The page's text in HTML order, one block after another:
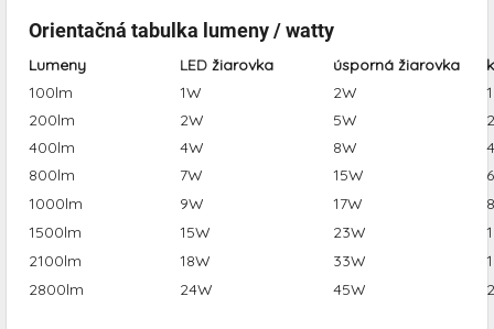
Orientačná tabulka lumeny / watty
Lumeny LED žiarovka úsporná žiarovka
100lm
1W 2W
200lm
2W 5W
400lm
4W 8W
800lm
7W 15W
1000lm
9W 17W
1500lm
15W 23W
2100lm
18W 33W
2800lm
24W 45W